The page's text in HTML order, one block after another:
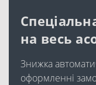
на весь
Знижка
оформленні